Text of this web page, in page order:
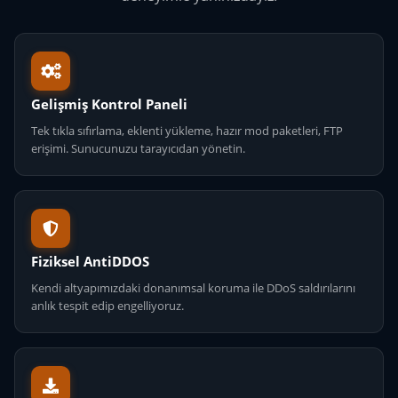
Gelişmiş Kontrol Paneli
Tek tıkla sıfırlama, eklenti yükleme, hazır mod paketleri, FTP
erişimi. Sunucunuzu tarayıcıdan yönetin.
Fiziksel AntiDDOS
Kendi altyapımızdaki donanımsal koruma ile DDoS saldırılarını
anlık tespit edip engelliyoruz.